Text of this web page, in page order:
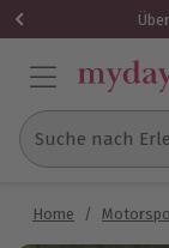
Suche nach
Home /